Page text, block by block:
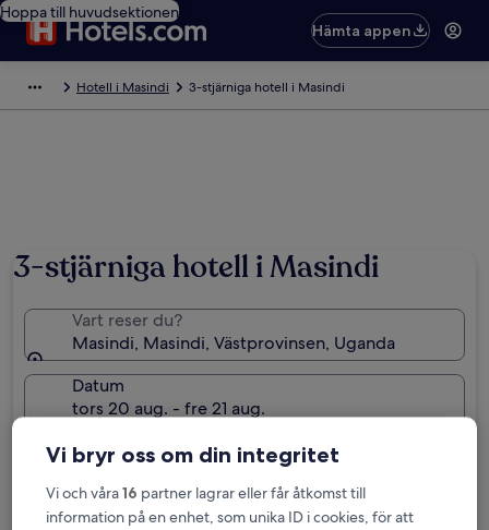
Hoppa till huvudsektionen
Hämta appen
Hotell i Masindi 3-stjärniga hotell i Masindi
3-stjärniga hotell i Masindi
Vart reser du?
Masindi, Masindi, Västprovinsen, Uganda
Datum
tors 20 aug. - fre 21 aug.
Gäster
2 resenärer, 1 rum
Jag ska åka på en affärsresa
Vi bryr oss om din integritet
Vi och våra16 partner lagrar eller får åtkomst till
information på en enhet, som unika ID i cookies, för att